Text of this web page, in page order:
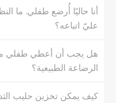
أنا حاليًا أُرضع طفلي. ما
عليّ اتباعه؟
هل يجب أن أعطي طفلي
الرضاعة الطبيعية؟
كيف يمكن تخزين حليب